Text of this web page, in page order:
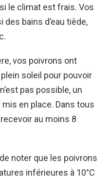
le climat est frais. Vos
bains d’eau tiède,
vos poivrons ont
soleil pour pouvoir
pas possible, un
en place. Dans tous
au moins 8
noter que les poivrons
inférieures à 10°C